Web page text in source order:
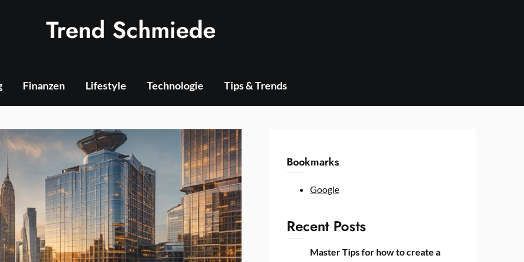
Trend Schmiede
Finanzen Lifestyle Technologie Tips & Trends
Bookmarks
Google
Recent Posts
Master Tips for how to create a